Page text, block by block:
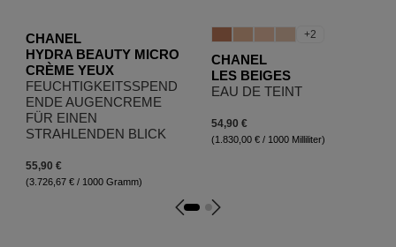
CHANEL
HYDRA BEAUTY MICRO
CRÈME YEUX
FEUCHTIGKEITSSPEND
ENDE AUGENCREME
FÜR EINEN
STRAHLENDEN BLICK
55,90 €
(3.726,67 € / 1000 Gramm)
+2
CHANEL
LES BEIGES
EAU DE TEINT
54,90 €
(1.830,00 € / 1000 Milliliter)